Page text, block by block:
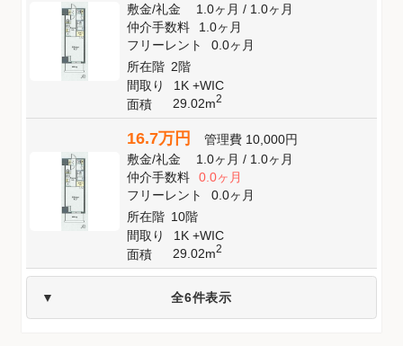
敷金/礼金 1.0ヶ月/ 1.0ヶ月
仲介手数料
1.0ヶ月
フリーレント
0.0ヶ月
所在階 2階
間取り
1K +WIC
面積
29.02m2
16.7万円 管理費 10,000円
敷金/礼金 1.0ヶ月/ 1.0ヶ月
仲介手数料
0.0ヶ月
フリーレント
0.0ヶ月
所在階 10階
間取り
1K +WIC
面積
29.02m2
全6件表示